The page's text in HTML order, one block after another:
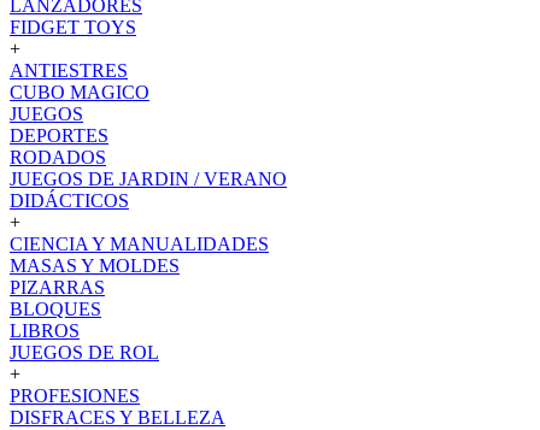
LANZADORES
FIDGET TOYS
+
ANTIESTRES
CUBO MAGICO
JUEGOS
DEPORTES
RODADOS
JUEGOS DE JARDIN / VERANO
DIDÁCTICOS
+
CIENCIA Y MANUALIDADES
MASAS Y MOLDES
PIZARRAS
BLOQUES
LIBROS
JUEGOS DE ROL
+
PROFESIONES
DISFRACES Y BELLEZA